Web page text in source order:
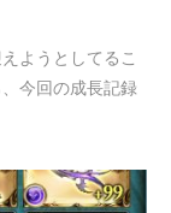
ようとしてるこ
今回の成長記録